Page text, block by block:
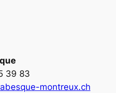
39 83
montreux.ch